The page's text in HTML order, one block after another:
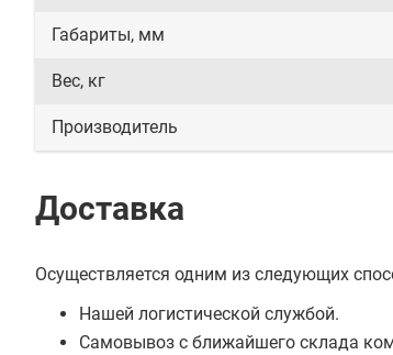
Габариты, мм
Вес, кг
Производитель
Доставка
Осуществляется одним из следующих
Нашей логистической службой.
Самовывоз с ближайшего склада